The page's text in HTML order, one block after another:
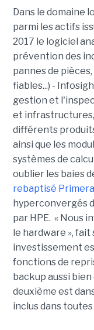
Dans le domaine
parmi les actifs
2017 le logiciel
prévention des
pannes de
fiables...) -
gestion et
et
différents
ainsi que les
systèmes de
oublier les baies
rebaptisé Primera
hyperconvergés
par HPE. « Nous
le hardware »,
investissement
fonctions de
backup aussi
deuxième est
inclus dans